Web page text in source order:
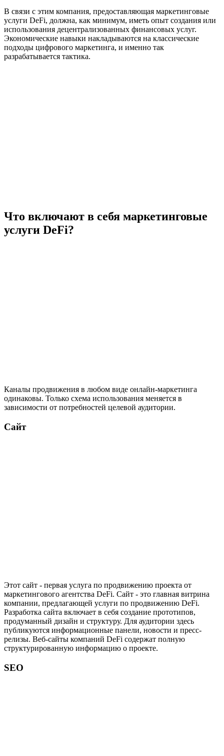
В связи с этим компания, предоставляющая маркетинговые
услуги DeFi, должна, как минимум, иметь опыт создания или
использования децентрализованных финансовых услуг.
Экономические навыки накладываются на классические
подходы цифрового маркетинга, и именно так
разрабатывается тактика.
Что включают в себя маркетинговые
услуги DeFi?
Каналы продвижения в любом виде онлайн-маркетинга
одинаковы. Только схема использования меняется в
зависимости от потребностей целевой аудитории.
Сайт
Этот сайт - первая услуга по продвижению проекта от
маркетингового агентства DeFi. Сайт - это главная витрина
компании, предлагающей услуги по продвижению DeFi.
Разработка сайта включает в себя создание прототипов,
продуманный дизайн и структуру. Для аудитории здесь
публикуются информационные панели, новости и пресс-
релизы. Веб-сайты компаний DeFi содержат полную
структурированную информацию о проекте.
SEO